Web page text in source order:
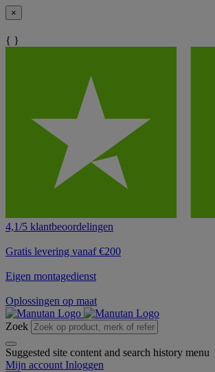
×
{ }
4,1/5 klantbeoordelingen
Gratis levering vanaf €200
Eigen montagedienst
Oplossingen op maat
Zoek
Suggested site content and search history menu
Mijn account Inloggen